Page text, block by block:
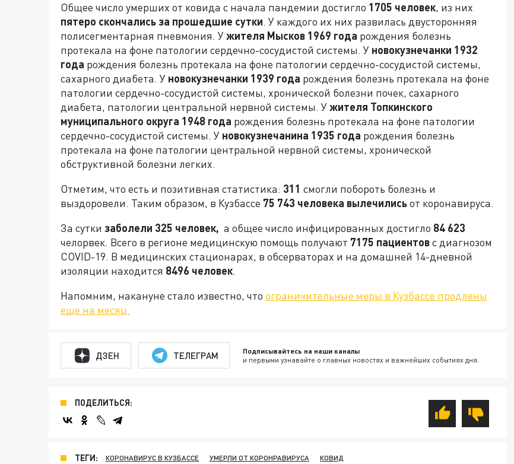
Общее число умерших от ковида с начала пандемии достигло 1705 человек, из них
пятеро скончались за прошедшие сутки. У каждого их них развилась двусторонняя
полисегментарная пневмония. У жителя Мысков 1969 года рождения болезнь
протекала на фоне патологии сердечно-сосудистой системы. У новокузнечанки 1932
года рождения болезнь протекала на фоне патологии сердечно-сосудистой системы,
сахарного диабета. У новокузнечанки 1939 года рождения болезнь протекала на фоне
патологии сердечно-сосудистой системы, хронической болезни почек, сахарного
диабета, патологии центральной нервной системы. У жителя Топкинского
муниципального округа 1948 года рождения болезнь протекала на фоне патологии
сердечно-сосудистой системы. У новокузнечанина 1935 года рождения болезнь
протекала на фоне патологии центральной нервной системы, хронической
обструктивной болезни легких.
Отметим, что есть и позитивная статистика: 311 смогли побороть болезнь и
выздоровели. Таким образом, в Кузбассе 75 743 человека вылечилисьот коронавируса.
За сутки заболели 325 человек, а общее число инфицированных достигло 84 623
челорвек. Всего в регионе медицинскую помощь получают 7175 пациентовс диагнозом
COVID-19. В медицинских стационарах, в обсерваторах и на домашней 14-дневной
изоляции находится 8496 человек.
Напомним, накануне стало известно, что ограничительные меры в Кузбассе продлены
еще на месяц.
ДЗЕН ТЕЛЕГРАМ Подписывайтесь на наши каналы
и первыми узнавайте о главных новостях и важнейших событиях дня.
ПОДЕЛИТЬСЯ:
ТЕГИ: КОРОНАВИРУС В КУЗБАССЕ УМЕРЛИ ОТ КОРОНРАВИРУСА КОВИД